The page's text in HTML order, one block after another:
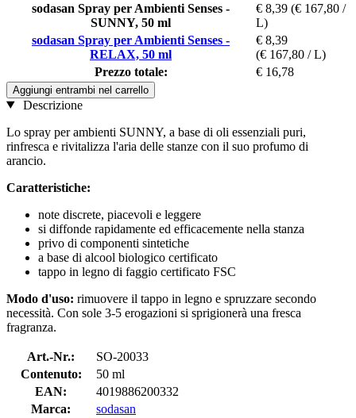
sodasan Spray per Ambienti Senses -
SUNNY, 50 ml
€ 8,39 (€ 167,80 /
L)
sodasan Spray per Ambienti Senses -
RELAX, 50 ml
€ 8,39
(€ 167,80 / L)
Prezzo totale:
€ 16,78
Aggiungi entrambi nel carrello
Descrizione
Lo spray per ambienti SUNNY, a base di oli essenziali puri,
rinfresca e rivitalizza l'aria delle stanze con il suo profumo di
arancio.
Caratteristiche:
note discrete, piacevoli e leggere
si diffonde rapidamente ed efficacemente nella stanza
privo di componenti sintetiche
a base di alcool biologico certificato
tappo in legno di faggio certificato FSC
Modo d'uso: rimuovere il tappo in legno e spruzzare secondo
necessità. Con sole 3-5 erogazioni si sprigionerà una fresca
fragranza.
Art.-Nr.:
SO-20033
Contenuto:
50 ml
EAN:
4019886200332
Marca:
sodasan